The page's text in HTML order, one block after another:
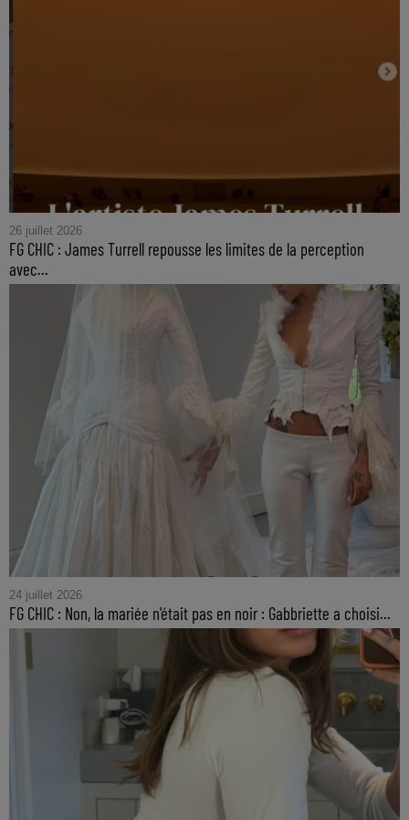
26 juillet 2026
FG CHIC : James Turrell repousse les limites de la perception
avec...
24 juillet 2026
FG CHIC : Non, la mariée n'était pas en noir : Gabbriette a choisi...